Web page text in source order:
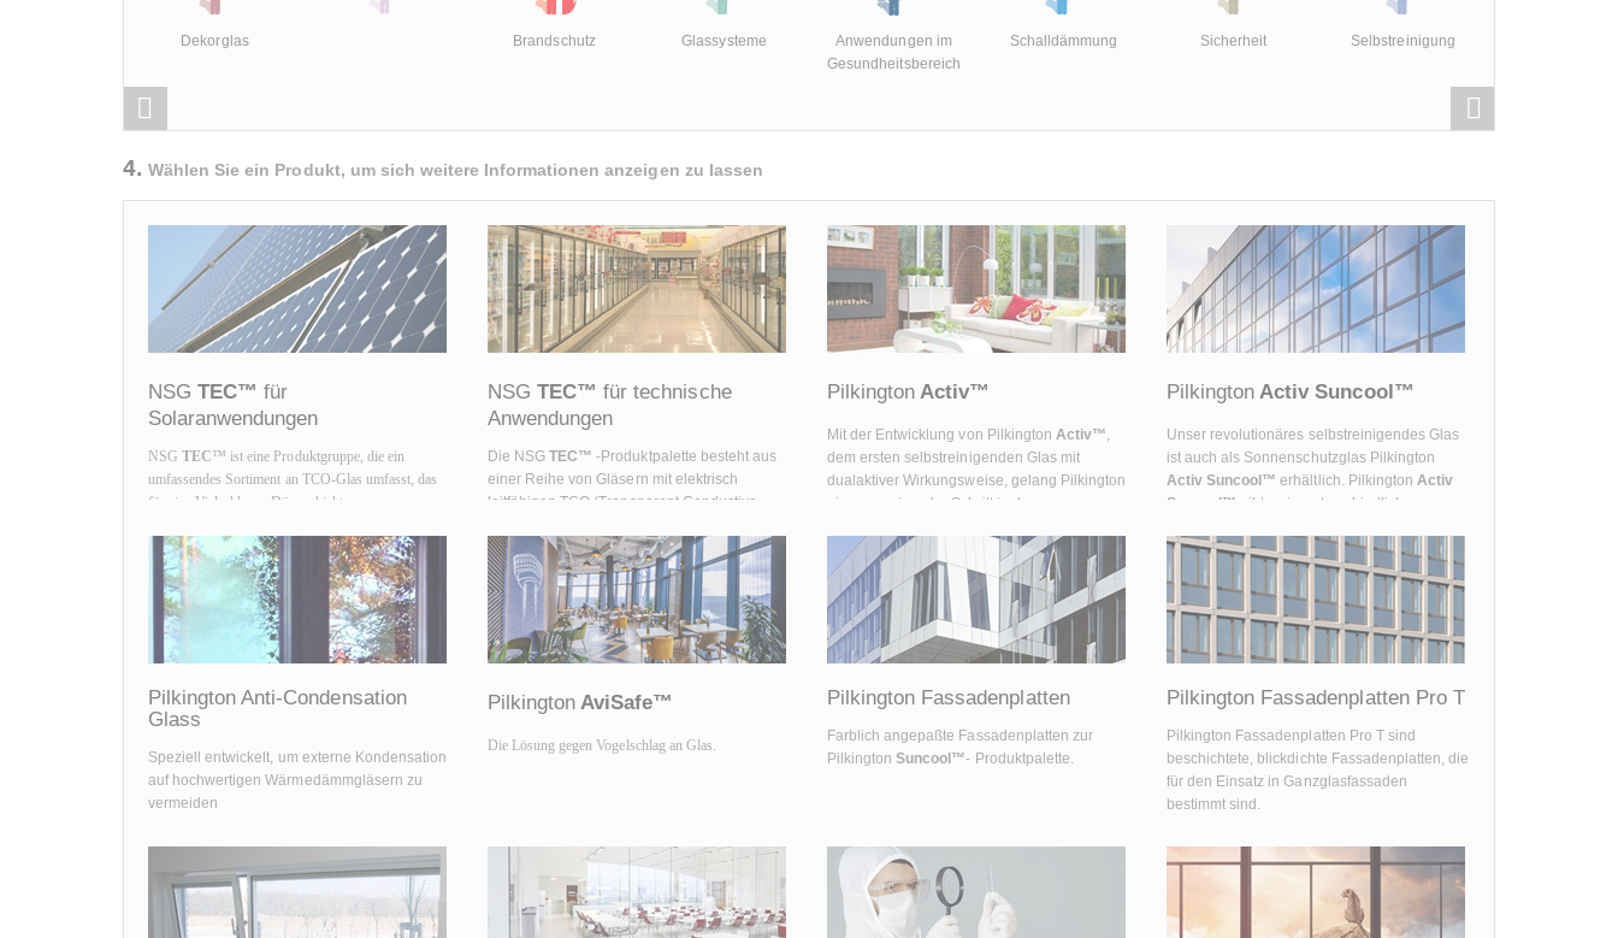
Dekorglas Brandschutz Glassysteme
Anwendungen im
Gesundheitsbereich
Schalldämmung Sicherheit Selbstreinigung
4.Wählen Sie ein Produkt, um sich weitere Informationen anzeigen zu lassen
NSGTEC™ für
Solaranwendungen
NSGTEC™ ist eine Produktgruppe, die ein
umfassendes Sortiment an TCO-Glas umfasst, das
für eine Vielzahl von Dünnschicht-
Trübungs- und Leitfähigkeitsstufen optimiert ist.
NSGTEC™ für technische
Anwendungen
Die NSGTEC™ -Produktpalette besteht aus
einer Reihe von Gläsern mit elektrisch
leitfähigen TCO (Transparent Conductive
unterschiedlichen Streulicht- und
Leitfähigkeitswerten verfügbar sind und
produktspezifisch eingesetzt werden können.
Pilkington Activ™
Mit der Entwicklung von Pilkington Activ™,
dem ersten selbstreinigenden Glas mit
dualaktiver Wirkungsweise, gelang Pilkington
ein wegweisender Schritt in der
Pilkington Activ Suncool™
Unser revolutionäres selbstreinigendes Glas
ist auch als Sonnenschutzglas Pilkington
Activ Suncool™ erhältlich. Pilkington Activ
Suncool™ gibt es in unterschiedlichen
verschiedenen Farben.
Pilkington Anti-Condensation
Glass
Speziell entwickelt, um externe Kondensation
auf hochwertigen Wärmedämmgläsern zu
vermeiden
Pilkington AviSafe™
Die Lösung gegen Vogelschlag an Glas.
Pilkington Fassadenplatten
Farblich angepaßte Fassadenplatten zur
Pilkington Suncool™- Produktpalette.
Pilkington Fassadenplatten Pro T
Pilkington Fassadenplatten Pro T sind
beschichtete, blickdichte Fassadenplatten, die
für den Einsatz in Ganzglasfassaden
bestimmt sind.